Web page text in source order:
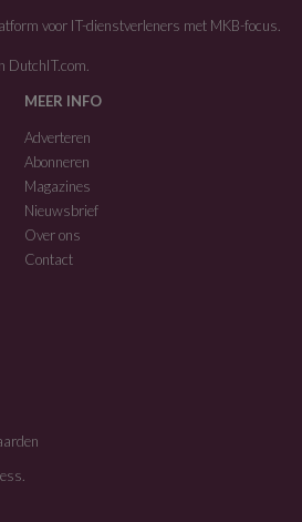
voor IT-dienstverleners met MKB-focus.
DutchIT.com.
MEER INFO
Adverteren
Abonneren
Magazines
Nieuwsbrief
Over ons
Contact